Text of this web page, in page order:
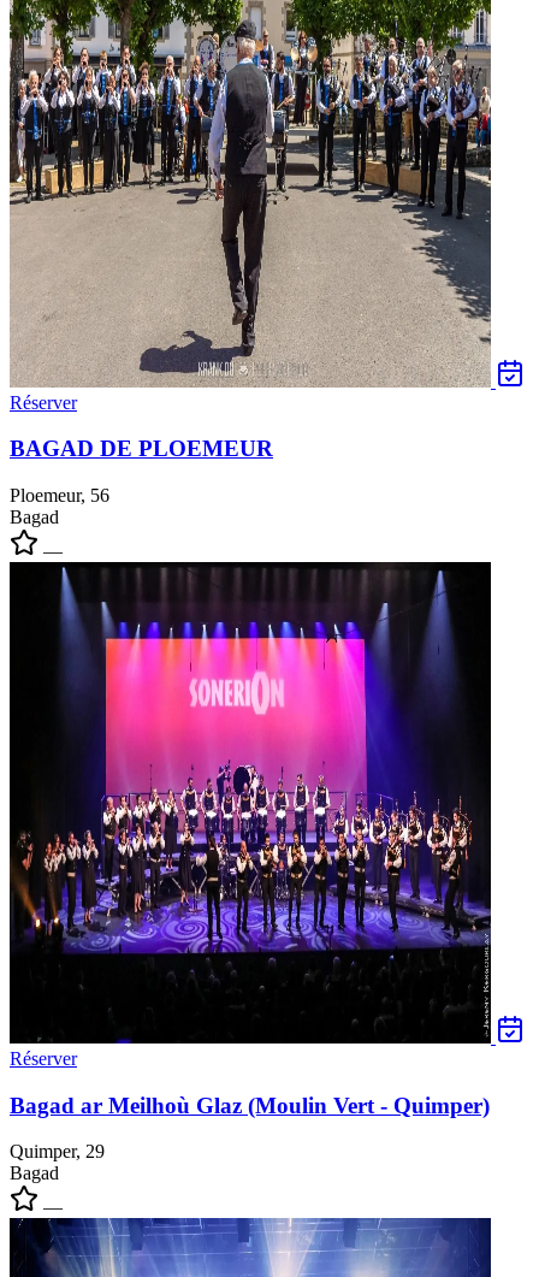
Réserver
BAGAD DE PLOEMEUR
Ploemeur, 56
Bagad
—
Réserver
Bagad ar Meilhoù Glaz (Moulin Vert - Quimper)
Quimper, 29
Bagad
—